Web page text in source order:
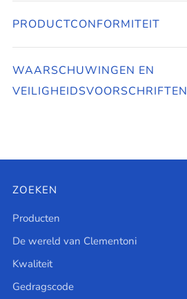
PRODUCTCONFORMITEIT
WAARSCHUWINGEN EN
VEILIGHEIDSVOORSCHRIFTEN
ZOEKEN
Producten
De wereld van Clementoni
Kwaliteit
Gedragscode